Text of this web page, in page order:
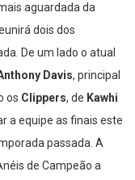
aguardada da
dois dos
De um lado o atual
Davis, principal
os Clippers, de Kawhi
a equipe as finais este
passada. A
de Campeão a